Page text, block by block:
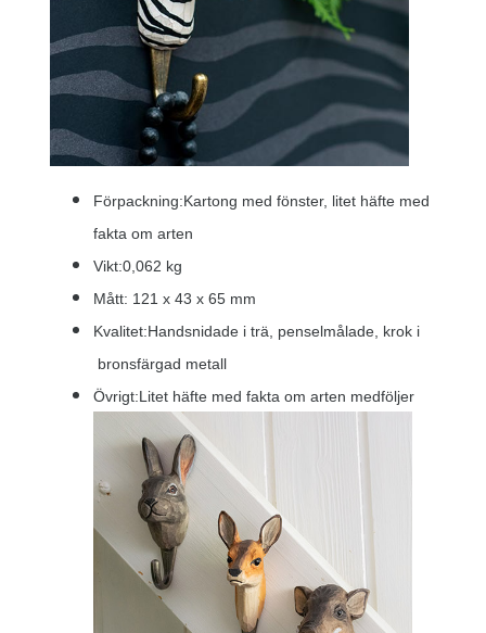
Förpackning:Kartong med fönster, litet häfte med
fakta om arten
Vikt:0,062 kg
Mått: 121 x 43 x 65 mm
Kvalitet:Handsnidade i trä, penselmålade, krok i
bronsfärgad metall
Övrigt:Litet häfte med fakta om arten medföljer